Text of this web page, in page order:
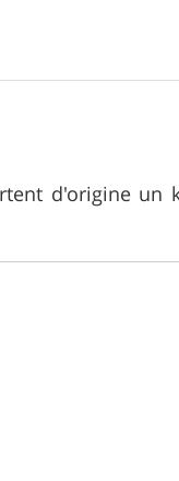
d'origine un